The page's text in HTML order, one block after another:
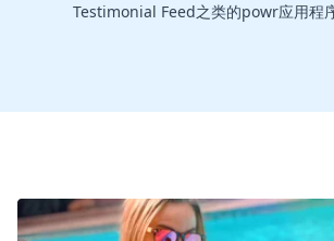
Testimonial Feed之类的powr应用程